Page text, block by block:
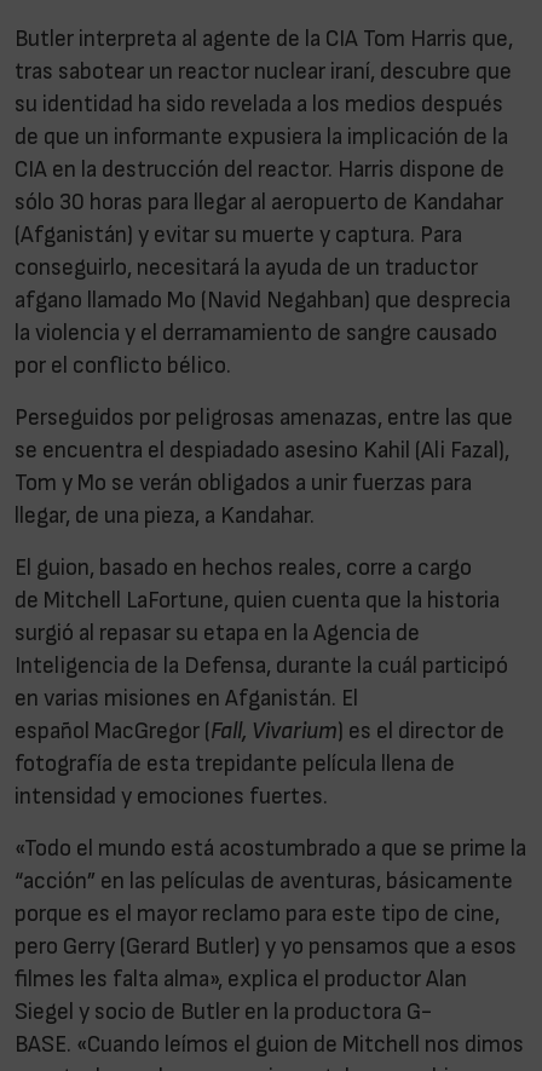
Butler interpreta al agente de la CIA Tom Harris que,
tras sabotear un reactor nuclear iraní, descubre que
su identidad ha sido revelada a los medios después
de que un informante expusiera la implicación de la
CIA en la destrucción del reactor. Harris dispone de
sólo 30 horas para llegar al aeropuerto de Kandahar
(Afganistán) y evitar su muerte y captura. Para
conseguirlo, necesitará la ayuda de un traductor
afgano llamado Mo (Navid Negahban) que desprecia
la violencia y el derramamiento de sangre causado
por el conflicto bélico.
Perseguidos por peligrosas amenazas, entre las que
se encuentra el despiadado asesino Kahil (Ali Fazal),
Tom y Mo se verán obligados a unir fuerzas para
llegar, de una pieza, a Kandahar.
El guion, basado en hechos reales, corre a cargo
de Mitchell LaFortune, quien cuenta que la historia
surgió al repasar su etapa en la Agencia de
Inteligencia de la Defensa, durante la cuál participó
en varias misiones en Afganistán. El
español MacGregor (Fall, Vivarium) es el director de
fotografía de esta trepidante película llena de
intensidad y emociones fuertes.
«Todo el mundo está acostumbrado a que se prime la
“acción” en las películas de aventuras, básicamente
porque es el mayor reclamo para este tipo de cine,
pero Gerry (Gerard Butler) y yo pensamos que a esos
filmes les falta alma», explica el productor Alan
Siegel y socio de Butler en la productora G-
BASE. «Cuando leímos el guion de Mitchell nos dimos